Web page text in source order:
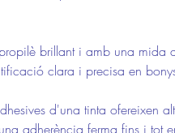
brillant i amb una
clara i precisa en
d'una tinta ofereixen
adherència ferma fins i tot